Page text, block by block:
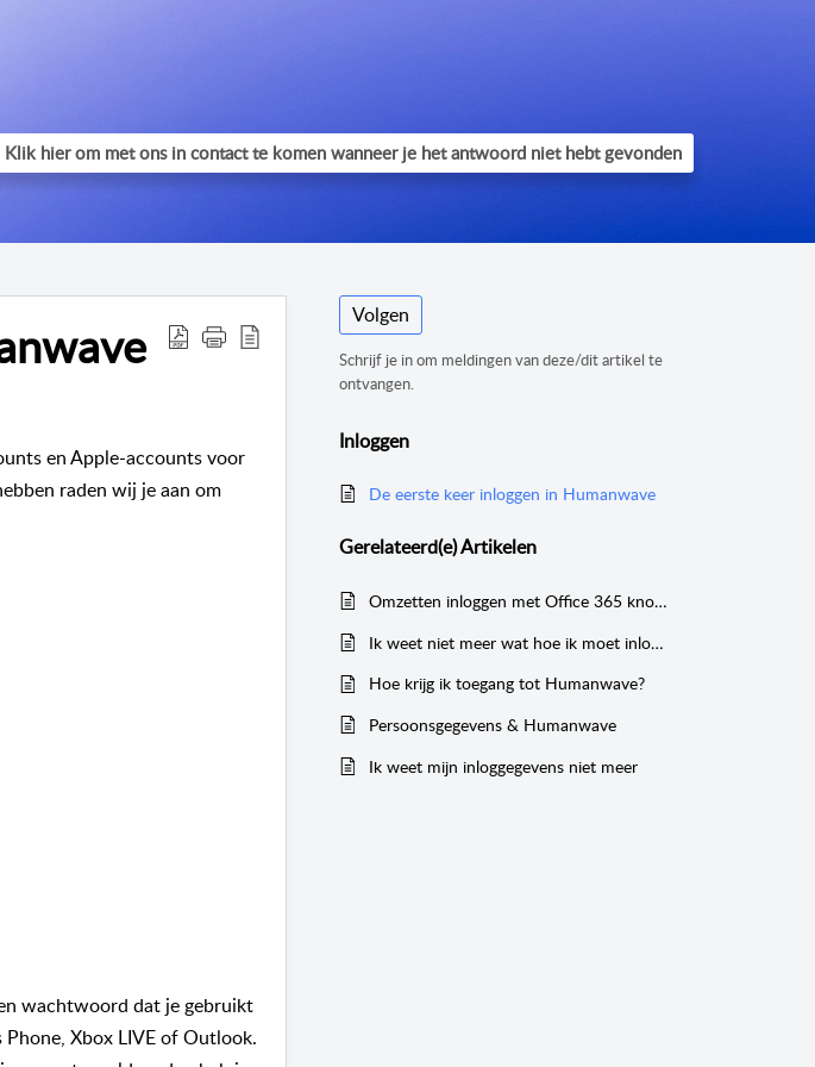
en Apple-accounts voor
raden wij je aan om
wachtwoord dat je gebruikt
Xbox LIVE of Outlook.
Volgen
Schrijf je in om meldingen van deze/dit artikel te
ontvangen.
Inloggen
De eerste keer inloggen in Humanwave
Gerelateerd(e)Artikelen
Omzetten inloggen met Office 365 knop naar Microsoft knop
Ik weet niet meer wat hoe ik moet inloggen in Humanwave. Wat nu?
Hoe krijg ik toegang tot Humanwave?
Persoonsgegevens & Humanwave
Ik weet mijn inloggegevens niet meer